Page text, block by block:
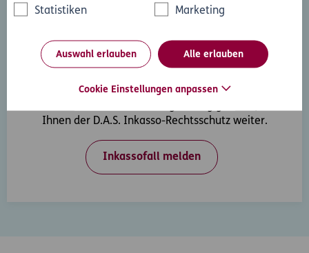
Statistiken
Marketing
Auswahl erlauben Alle erlauben
Cookie Einstellungen anpassen
Inkasso-Rechtsschutz
Ihnen der D.A.S. Inkasso-Rechtsschutz weiter.
Inkassofall melden